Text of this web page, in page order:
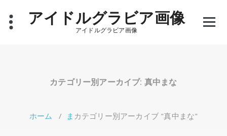
アイドルグラビア画像
アイドルグラビア画像
カテゴリー別アーカイブ: 真中まな
ホーム / ま カテゴリー別アーカイブ "真中まな"